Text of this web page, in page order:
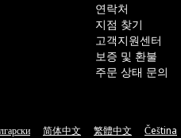
연락처
지점 찾기
고객지원센터
보증 및 환불
주문 상태 문의
简体中文 繁體中文 Čeština